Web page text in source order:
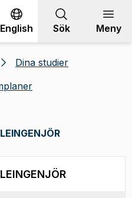
English Sök Meny
Dina studier